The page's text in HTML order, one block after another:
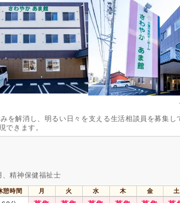
を解消し、明るい日々を支える生活相談員を募集し
できます。
精神保健福祉士
憩時間 月 火 水 木 金 土